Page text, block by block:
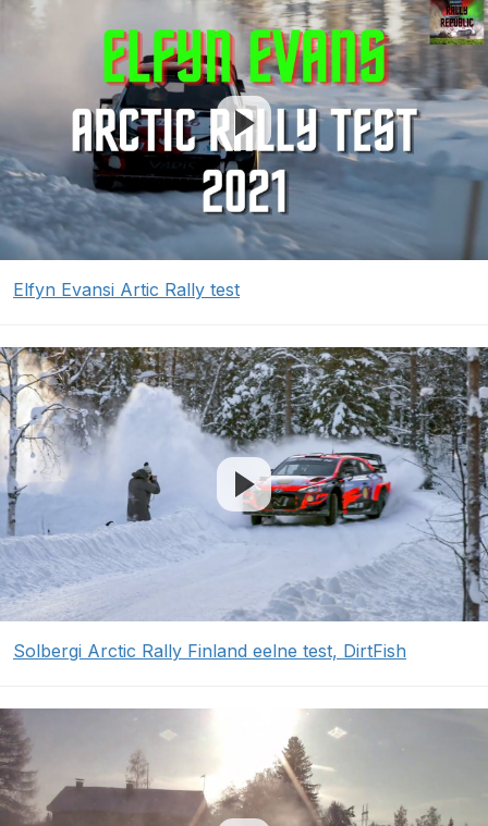
Elfyn Evansi Artic Rally test
Solbergi Arctic Rally Finland eelne test, DirtFish